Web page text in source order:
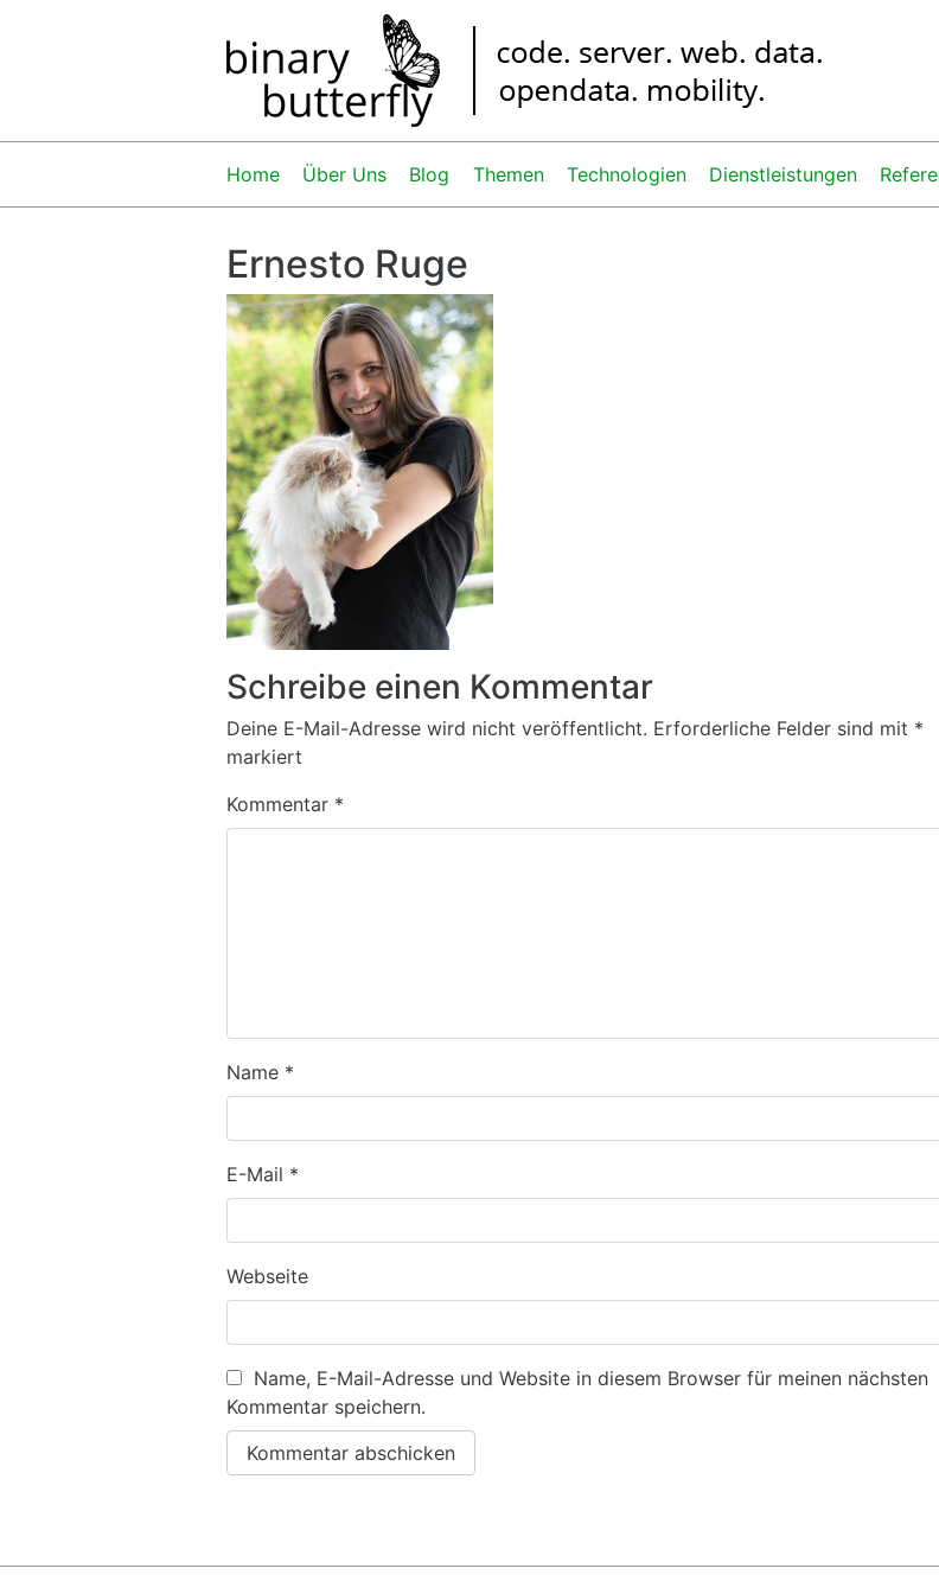
Home Über Uns Blog Themen Technologien Dienstleistungen
Ernesto Ruge
Schreibe einen Kommentar
Deine E-Mail-Adresse wird nicht veröffentlicht. Erforderliche Felder sind mit *
markiert
Kommentar *
Name *
E-Mail *
Webseite
Name, E-Mail-Adresse und Website in diesem Browser für meinen nächsten
Kommentar speichern.